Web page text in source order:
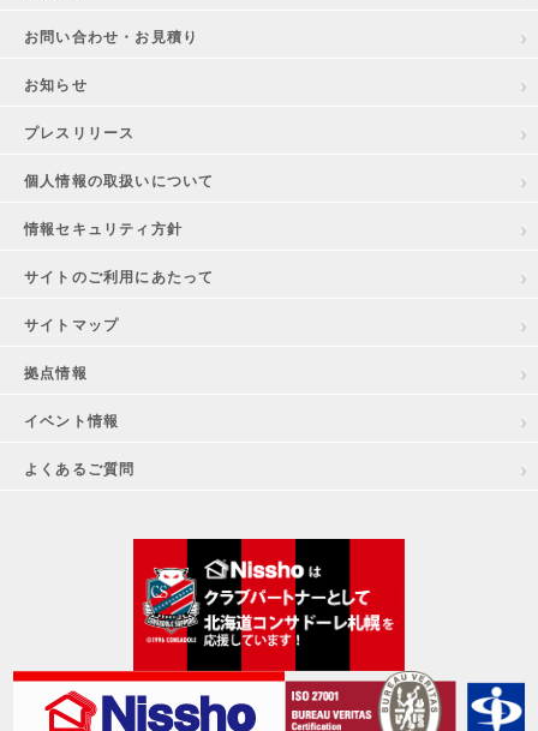
お問い合わせ・お見積り
お知らせ
プレスリリース
個人情報の取扱いについて
情報セキュリティ方針
サイトのご利用にあたって
サイトマップ
拠点情報
イベント情報
よくあるご質問